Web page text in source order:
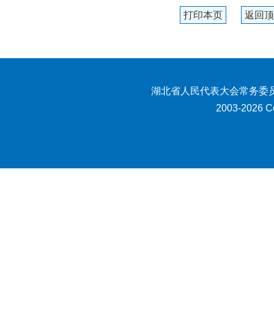
打印本页 返回
湖北省人民代表大会常务委
2003-2026